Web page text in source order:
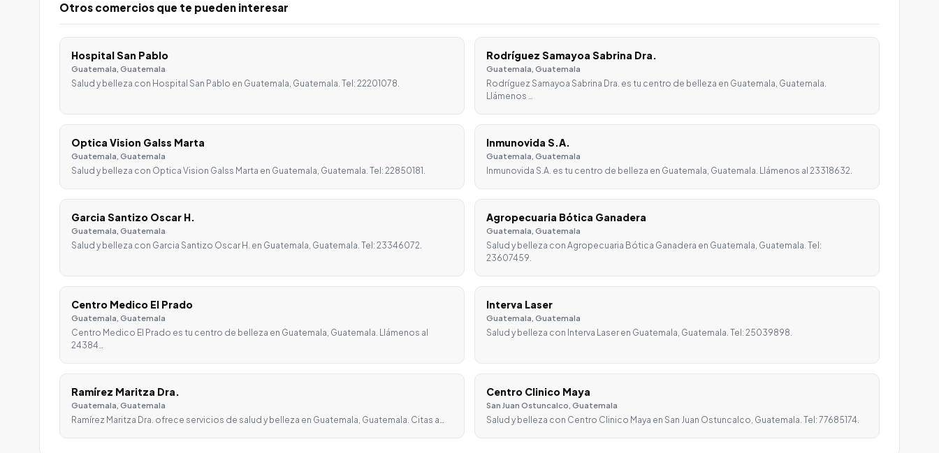
Otros comercios que te pueden interesar
Hospital San Pablo
Guatemala, Guatemala
Salud y belleza con Hospital San Pablo en Guatemala, Guatemala. Tel: 22201078.
Rodríguez Samayoa Sabrina Dra.
Guatemala, Guatemala
Rodríguez Samayoa Sabrina Dra. es tu centro de belleza en Guatemala, Guatemala.
Llámenos …
Optica Vision Galss Marta
Guatemala, Guatemala
Salud y belleza con Optica Vision Galss Marta en Guatemala, Guatemala. Tel: 22850181.
Inmunovida S.A.
Guatemala, Guatemala
Inmunovida S.A. es tu centro de belleza en Guatemala, Guatemala. Llámenos al 23318632.
Garcia Santizo Oscar H.
Guatemala, Guatemala
Salud y belleza con Garcia Santizo Oscar H. en Guatemala, Guatemala. Tel: 23346072.
Agropecuaria Bótica Ganadera
Guatemala, Guatemala
Salud y belleza con Agropecuaria Bótica Ganadera en Guatemala, Guatemala. Tel:
23607459.
Centro Medico El Prado
Guatemala, Guatemala
Centro Medico El Prado es tu centro de belleza en Guatemala, Guatemala. Llámenos al
24384…
Interva Laser
Guatemala, Guatemala
Salud y belleza con Interva Laser en Guatemala, Guatemala. Tel: 25039898.
Ramírez Maritza Dra.
Guatemala, Guatemala
Ramírez Maritza Dra. ofrece servicios de salud y belleza en Guatemala, Guatemala. Citas a…
Centro Clinico Maya
San Juan Ostuncalco, Guatemala
Salud y belleza con Centro Clinico Maya en San Juan Ostuncalco, Guatemala. Tel: 77685174.